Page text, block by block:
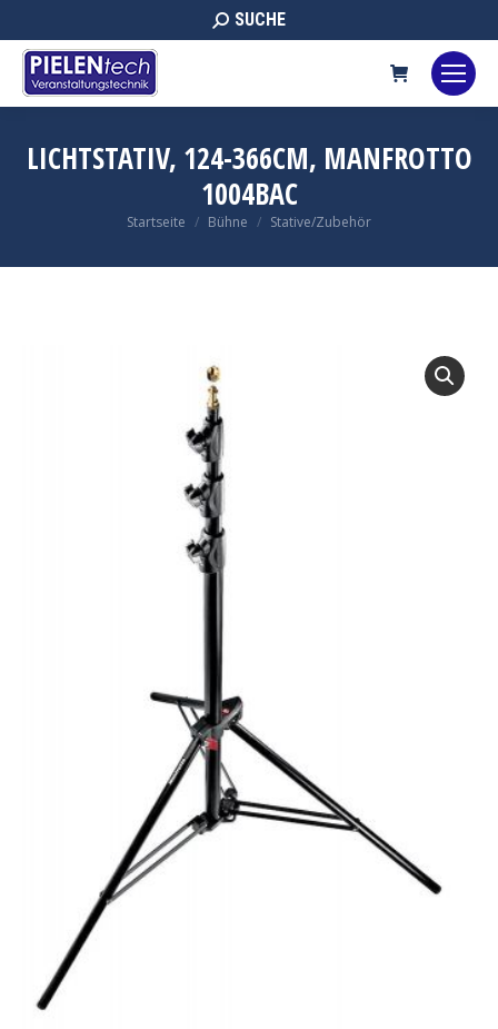
Search:
SUCHE
LICHTSTATIV, 124-366CM, MANFROTTO
1004BAC
Sie befinden sich hier:
Startseite Bühne Stative/Zubehör